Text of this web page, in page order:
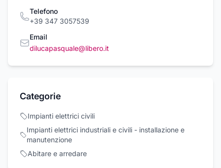
Telefono
+39 347 3057539
Email
dilucapasquale@libero.it
Categorie
Impianti elettrici civili
Impianti elettrici industriali e civili - installazione e
manutenzione
Abitare e arredare